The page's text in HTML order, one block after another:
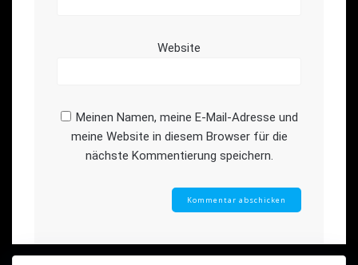
Website
Meinen Namen, meine E-Mail-Adresse und
meine Website in diesem Browser für die
nächste Kommentierung speichern.